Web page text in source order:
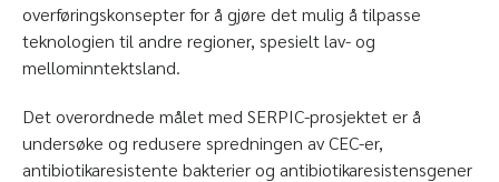
overføringskonsepter for å gjøre det mulig å tilpasse
teknologien til andre regioner, spesielt lav- og
mellominntektsland.
Det overordnede målet med SERPIC-prosjektet er å
undersøke og redusere spredningen av CEC-er,
antibiotikaresistente bakterier og antibiotikaresistensgener